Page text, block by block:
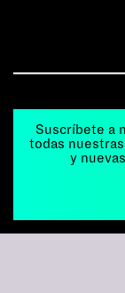
Suscríbete a
todas
y